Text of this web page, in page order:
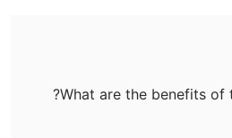
What are the benefits of